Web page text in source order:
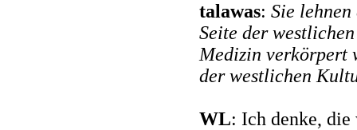
talawas: Sie
Seite der
Medizin verkörpert
der westlichen
WL: Ich denke,